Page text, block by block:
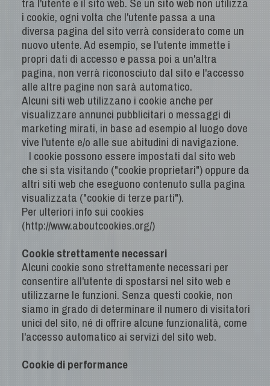
i cookie, ogni volta che l'utente passa a una
diversa pagina del sito verrà considerato come un
nuovo utente. Ad esempio, se l'utente immette i
propri dati di accesso e passa poi a un'altra
pagina, non verrà riconosciuto dal sito e l'accesso
alle altre pagine non sarà automatico.
Alcuni siti web utilizzano i cookie anche per
visualizzare annunci pubblicitari o messaggi di
marketing mirati, in base ad esempio al luogo dove
vive l'utente e/o alle sue abitudini di navigazione.
I cookie possono essere impostati dal sito web
che si sta visitando ("cookie proprietari") oppure da
altri siti web che eseguono contenuto sulla pagina
visualizzata ("cookie di terze parti").
Per ulteriori info sui cookies
(http://www.aboutcookies.org/)
Cookie strettamente necessari
Alcuni cookie sono strettamente necessari per
consentire all'utente di spostarsi nel sito web e
utilizzarne le funzioni. Senza questi cookie, non
siamo in grado di determinare il numero di visitatori
unici del sito, né di offrire alcune funzionalità, come
l'accesso automatico ai servizi del sito web.
Cookie di performance